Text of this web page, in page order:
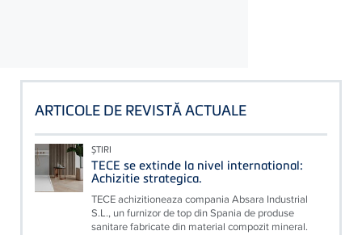
ARTICOLE DE REVISTĂ ACTUALE
ȘTIRI
TECE se extinde la nivel international:
Achizitie strategica.
TECE achizitioneaza compania Absara Industrial
S.L., un furnizor de top din Spania de produse
sanitare fabricate din material compozit mineral.